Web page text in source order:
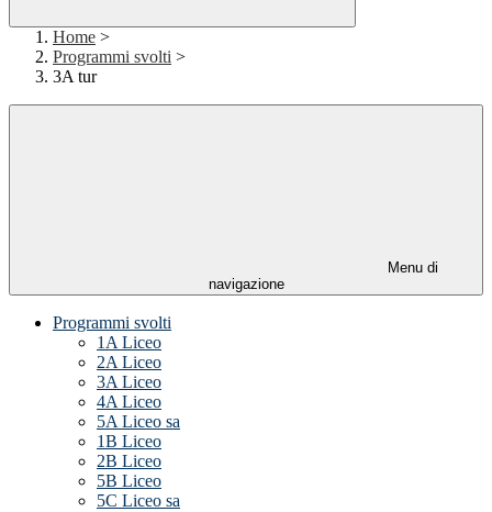
Home >
Programmi svolti >
3A tur
Menu di
navigazione
Programmi svolti
1A Liceo
2A Liceo
3A Liceo
4A Liceo
5A Liceo sa
1B Liceo
2B Liceo
5B Liceo
5C Liceo sa